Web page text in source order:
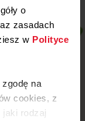
o
zasadach
w Polityce
na
cookies, z
rodzaj